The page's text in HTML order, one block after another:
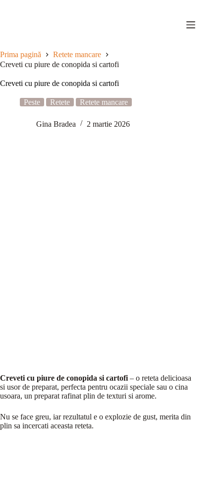
Prima pagină
Retete mancare
Creveti cu piure de conopida si cartofi
Creveti cu piure de conopida si cartofi
Peste Retete Retete mancare
Gina Bradea 2 martie 2026
Creveti cu piure de conopida si cartofi – o reteta delicioasa
si usor de preparat, perfecta pentru ocazii speciale sau o cina
usoara, un preparat rafinat plin de texturi si arome.
Nu se face greu, iar rezultatul e o explozie de gust, merita din
plin sa incercati aceasta reteta.